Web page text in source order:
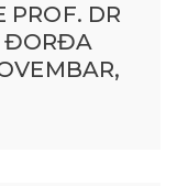
PROF. DR
ĐORĐA